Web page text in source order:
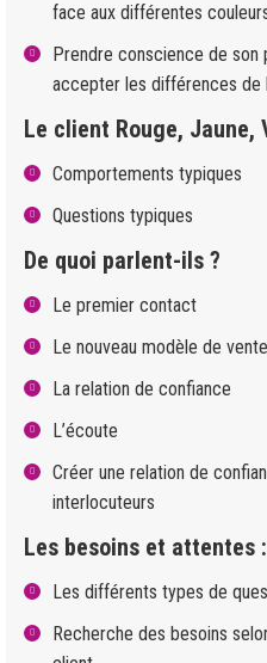
face aux différentes
Prendre conscience de
accepter les différences de
Le client Rouge, Jaune,
Comportements typiques
Questions typiques
De quoi parlent-ils ?
Le premier contact
Le nouveau modèle de vente
La relation de confiance
L’écoute
Créer une relation de
interlocuteurs
Les besoins et attentes :
Les différents types de
Recherche des besoins